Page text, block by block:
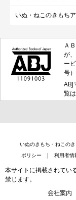
いぬ・ねこのきもち
Ａ
が
ー
号）
覧
いぬのきもち・ねこの
ポリシー
利用者情
本サイトに掲載されてい
禁じます。
会社案内